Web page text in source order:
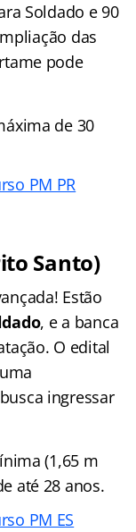
Soldado e 90
das
pode
de 30
PM PR
Santo)
Estão
, e a banca
O edital
ingressar
(1,65 m
até 28 anos.
PM ES